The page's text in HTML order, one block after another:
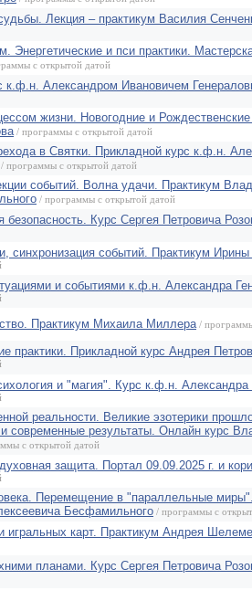
Лекция – практикум Василия
Энергетические и пси практики.
с открытой датой
к.ф.н. Александром Ивановичем
жизни. Новогодние и
/ программы с открытой датой
в Святки. Прикладной курс к.ф.н.
/ программы с открытой датой
событий. Волна удачи. Практикум
/ программы с открытой датой
безопасность. Курс Сергея Петровича
синхронизация событий. Практикум
и событиями к.ф.н. Александра
Практикум Михаила Миллера /
практики. Прикладной курс Андрея
и "магия". Курс к.ф.н. Александра
реальности. Великие эзотерики
современные результаты. Онлайн курс
с открытой датой
защита. Портал 09.09.2025 г. и
Перемещение в "параллельные
Бесфамильного / программы с
игральных карт. Практикум Андрея
планами. Курс Сергея Петровича